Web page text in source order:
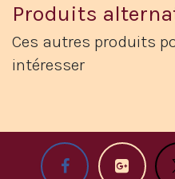
Produits
Ces autres produits
intéresser